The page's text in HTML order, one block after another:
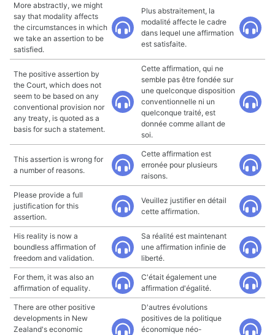
More abstractly, we might
say that modality affects
the circumstances in which
we take an assertion to be
satisfied.
Plus abstraitement, la
modalité affecte le cadre
dans lequel une affirmation
est satisfaite.
The positive assertion by
the Court, which does not
seem to be based on any
conventional provision nor
any treaty, is quoted as a
basis for such a statement.
Cette affirmation, qui ne
semble pas être fondée sur
une quelconque disposition
conventionnelle ni un
quelconque traité, est
donnée comme allant de
soi.
This assertion is wrong for
a number of reasons.
Cette affirmation est
erronée pour plusieurs
raisons.
Please provide a full
justification for this
assertion.
Veuillez justifier en détail
cette affirmation.
His reality is now a
boundless affirmation of
freedom and validation.
Sa réalité est maintenant
une affirmation infinie de
liberté.
For them, it was also an
affirmation of equality.
C'était également une
affirmation d'égalité.
There are other positive
developments in New
Zealand's economic
D'autres évolutions
positives de la politique
économique néo-